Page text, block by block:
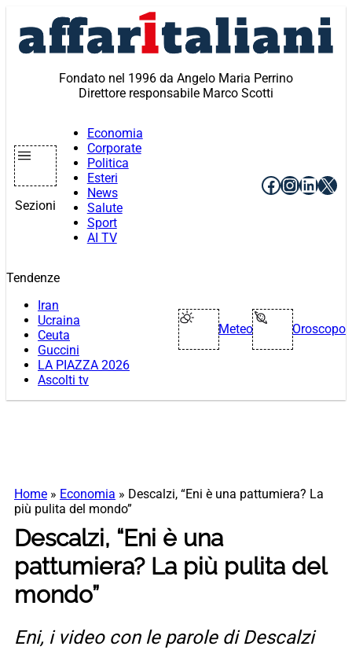
contenuto
Fondato nel 1996 da Angelo Maria Perrino
Direttore responsabile Marco Scotti
Sezioni
Economia
Corporate
Politica
Esteri
News
Salute
Sport
AI TV
Facebook
X
Tendenze
Iran
Ucraina
Ceuta
Guccini
LA PIAZZA 2026
Ascolti tv
Meteo Oroscopo
Home » Economia » Descalzi, “Eni è una pattumiera? La
più pulita del mondo”
Descalzi, “Eni è una
pattumiera? La più pulita del
mondo”
Eni, i video con le parole di Descalzi